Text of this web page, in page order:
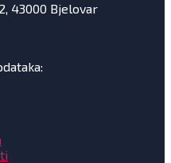
43000 Bjelovar